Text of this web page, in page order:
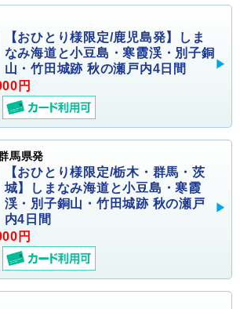
【おひとり様限定/鹿児島発】しま
なみ海道と小豆島・寒霞渓・別子銅
山・竹田城跡 秋の瀬戸内4日間
円
馬県発
【おひとり様限定/栃木・群馬・茨
城】しまなみ海道と小豆島・寒霞
渓・別子銅山・竹田城跡 秋の瀬戸
内4日間
円